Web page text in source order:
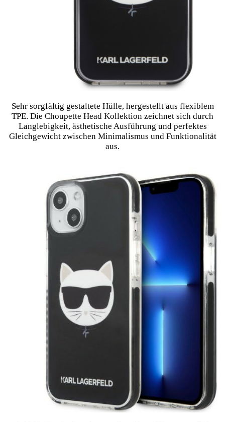
Sehr sorgfältig gestaltete Hülle, hergestellt aus flexiblem
TPE. Die Choupette Head Kollektion zeichnet sich durch
Langlebigkeit, ästhetische Ausführung und perfektes
Gleichgewicht zwischen Minimalismus und Funktionalität
aus.